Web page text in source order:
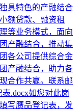
具特色的产融结合
额贷款、融资租
等业务模式，面向
产融结合，推动集
各公司提供综合金
产融结合，助力各
合作共赢。联系邮
表.docx如您对此岗
写赝品登记表，发